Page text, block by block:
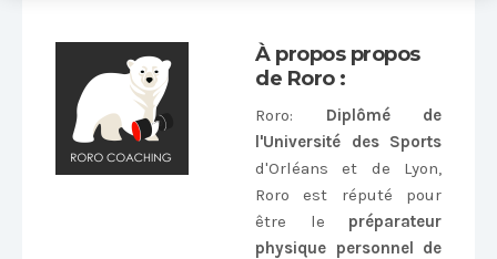
À propos propos
de Roro :
Roro: Diplômé de
l'Université des Sports
d'Orléans et de Lyon,
Roro est réputé pour
être le préparateur
physique personnel de